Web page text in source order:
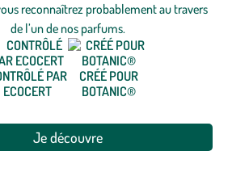
reconnaîtrez probablement au travers
de l’un de nos parfums.
PAR
ECOCERT
CRÉÉ POUR
BOTANIC®
Je découvre